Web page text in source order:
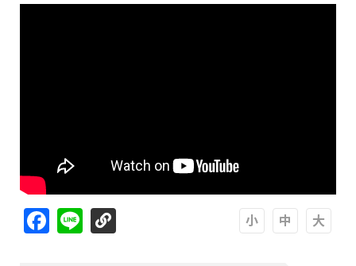
Facebook
Line